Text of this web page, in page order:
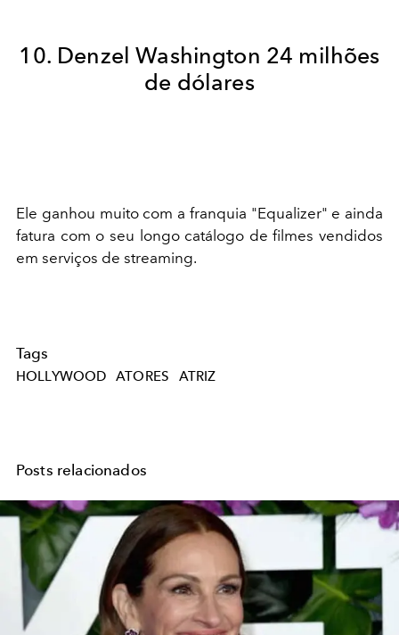
10. Denzel Washington 24 milhões
de dólares
Ele ganhou muito com a franquia "Equalizer" e ainda
fatura com o seu longo catálogo de filmes vendidos
em serviços de streaming.
Tags
HOLLYWOOD ATORES ATRIZ
Posts relacionados